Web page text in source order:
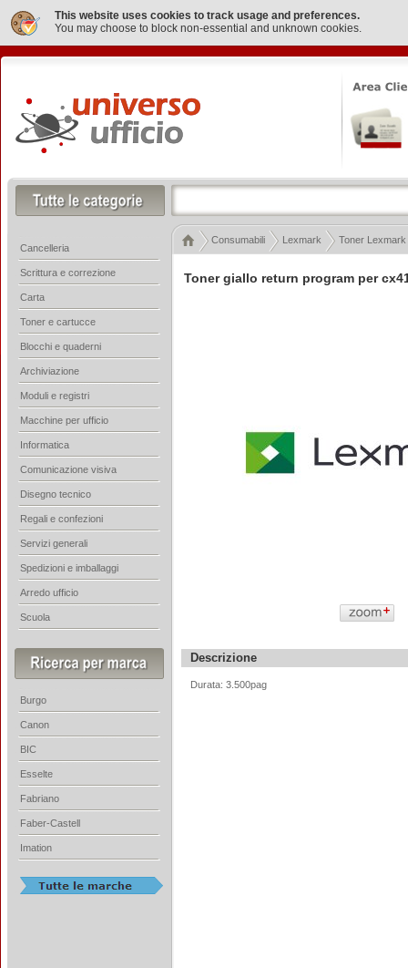
This website uses cookies to track usage and preferences.
You may choose to block non-essential and unknown cookies.
Toner giallo return program per
Descrizione
Durata: 3.500pag
Consumabili Lexmark Toner Lexmark
Cancelleria
Scrittura e correzione
Carta
Toner e cartucce
Blocchi e quaderni
Archiviazione
Moduli e registri
Macchine per ufficio
Informatica
Comunicazione visiva
Disegno tecnico
Regali e confezioni
Servizi generali
Spedizioni e imballaggi
Arredo ufficio
Scuola
Burgo
Canon
BIC
Esselte
Fabriano
Faber-Castell
Imation